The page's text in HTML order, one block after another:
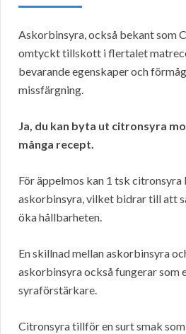
Askorbinsyra, också bekant som
omtyckt tillskott i flertalet
bevarande egenskaper och
missfärgning.
Ja, du kan byta ut citronsyra
många recept.
För äppelmos kan 1 tsk
askorbinsyra, vilket bidrar till att
öka hållbarheten.
En skillnad mellan askorbinsyra
askorbinsyra också fungerar som
syraförstärkare.
Citronsyra tillför en surt smak